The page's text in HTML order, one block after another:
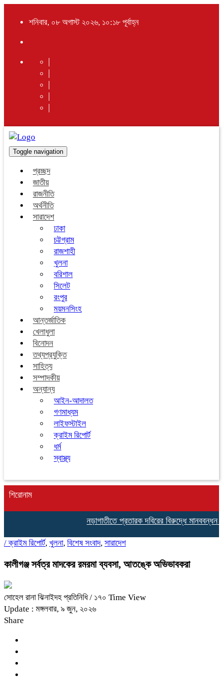
শনিবার, ০৮ অগাস্ট ২০২৬, ১০:১৮ পূর্বাহ্ন
Toggle navigation
প্রচ্ছদ
জাতীয়
রাজনীতি
অর্থনীতি
সারাদেশ
ঢাকা
চট্টগ্রাম
রাজশাহী
খুলনা
বরিশাল
সিলেট
রংপুর
ময়মনসিংহ
আন্তর্জাতিক
খেলাধুলা
বিনোদন
তথ্যপ্রযুক্তি
সাহিত্য
সম্পাদকীয়
অন্যান্য
আইন-আদালত
গণমাধ্যম
লাইফস্টাইল
ক্রাইম রিপোর্ট
ধর্ম
স্বাস্থ্য
শিরোনাম
নড়াগাতীতে প্রতারক দবিরের বিরুদ্ধে মানববন্ধন ও
/ক্রাইম রিপোর্ট, খুলনা, বিশেষ সংবাদ, সারাদেশ
কালীগঞ্জ সর্বত্র মাদকের রমরমা ব্যবসা, আতঙ্কে অভিভাবকরা
সোহেল রানা ঝিনাইদহ প্রতিনিধি/ ১৭০ Time View
Update : মঙ্গলবার, ৯ জুন, ২০২৬
Share